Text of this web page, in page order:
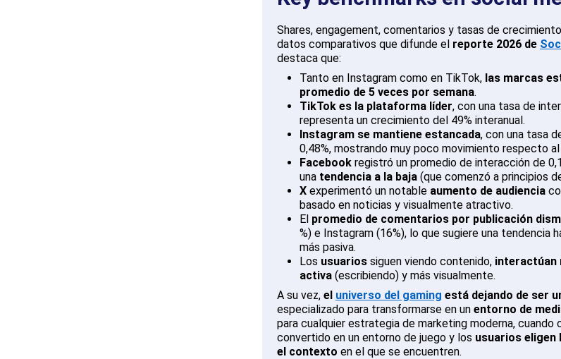
Shares, engagement, comentarios y tasas de
datos comparativos que difunde el reporte 2026 de
destaca que:
Tanto en Instagram como en TikTok, las marcas
promedio de 5 veces por semana.
TikTok es la plataforma líder, con una tasa de
representa un crecimiento del 49% interanual.
Instagram se mantiene estancada, con una tasa
0,48%, mostrando muy poco movimiento respecto al
Facebook registró un promedio de interacción de
una tendencia a la baja (que comenzó a principios
X experimentó un notable aumento de audiencia
basado en noticias y visualmente atractivo.
El promedio de comentarios por publicación
%) e Instagram (16%), lo que sugiere una tendencia
más pasiva.
Los usuarios siguen viendo contenido, interactúan
activa (escribiendo) y más visualmente.
A su vez, el universo del gaming está dejando de ser
especializado para transformarse en un entorno de
para cualquier estrategia de marketing moderna, cuando
convertido en un entorno de juego y los usuarios eligen
el contexto en el que se encuentren.